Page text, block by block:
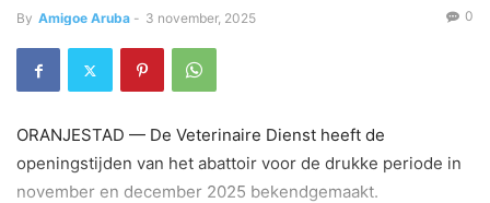
By Amigoe Aruba - 3 november, 2025 0
ORANJESTAD — De Veterinaire Dienst heeft de
openingstijden van het abattoir voor de drukke periode in
november en december 2025 bekendgemaakt.